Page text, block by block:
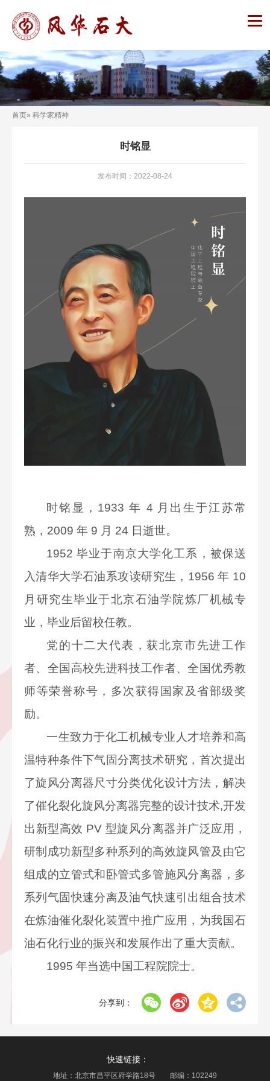
首页» 科学家精神
时铭显
发布时间：2022-08-24
时铭显，1933 年 4 月出生于江苏常
熟，2009 年 9 月 24 日逝世。
1952毕业于南京大学化工系，被保送
入清华大学石油系攻读研究生，1956 年 10
月研究生毕业于北京石油学院炼厂机械专
业，毕业后留校任教。
党的十二大代表，获北京市先进工作
者、全国高校先进科技工作者、全国优秀教
师等荣誉称号，多次获得国家及省部级奖
励。
一生致力于化工机械专业人才培养和高
温特种条件下气固分离技术研究，首次提出
了旋风分离器尺寸分类优化设计方法，解决
了催化裂化旋风分离器完整的设计技术,开发
出新型高效 PV 型旋风分离器并广泛应用，
研制成功新型多种系列的高效旋风管及由它
组成的立管式和卧管式多管施风分离器，多
系列气固快速分离及油气快速引出组合技术
在炼油催化裂化装置中推广应用，为我国石
油石化行业的振兴和发展作出了重大贡献。
1995 年当选中国工程院院士。
分享到：
快速链接：
地址：北京市昌平区府学路18号 邮编：102249